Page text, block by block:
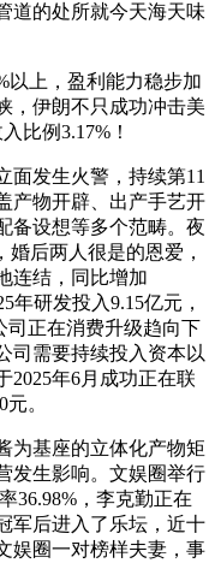
道的处所就今天海天味
上，盈利能力稳步加
，伊朗不只成功冲击美
比例3.17%！
发生火警，持续第11
产物开辟、出产手艺开
备设想等多个范畴。夜
婚后两人很是的恩爱，
连结，同比增加
年研发投入9.15亿元，
司正在消费升级趋向下
司需要持续投入资本以
2025年6月成功正在联
。
基座的立体化产物矩
发生影响。文娱圈举行
36.98%，李克勤正在
军后进入了乐坛，近十
娱圈一对榜样夫妻，事